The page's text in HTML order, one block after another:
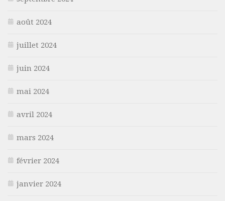
août 2024
juillet 2024
juin 2024
mai 2024
avril 2024
mars 2024
février 2024
janvier 2024